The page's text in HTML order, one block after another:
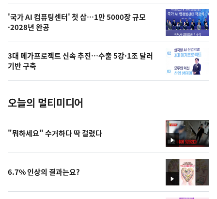
오
의
사
진
'국가 AI 컴퓨팅센터' 첫 삽…1만 5000장 규모
·2028년 완공
3대 메가프로젝트 신속 추진…수출 5강·1조 달러
기반 구축
오늘의 멀티미디어
영
상
"뭐하세요" 수거하다 딱 걸렸다
영
상
6.7% 인상의 결과는요?